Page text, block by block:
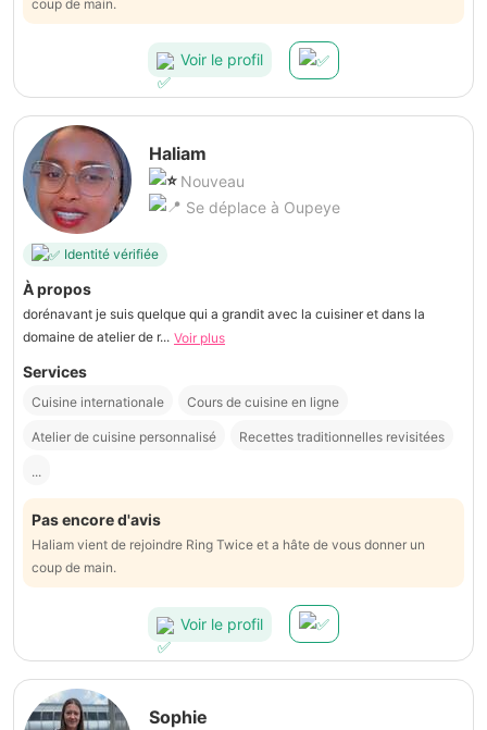
coup de main.
Voir le profil
Haliam
Nouveau
Se déplace à Oupeye
Identité vérifiée
À propos
dorénavant je suis quelque qui a grandit avec la cuisiner et dans la
domaine de atelier de r... Voir plus
Services
Cuisine internationale Cours de cuisine en ligne
Atelier de cuisine personnalisé Recettes traditionnelles revisitées
...
Pas encore d'avis
Haliam vient de rejoindre Ring Twice et a hâte de vous donner un
coup de main.
Voir le profil
Sophie